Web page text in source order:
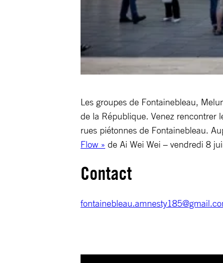
Les groupes de Fontainebleau,
de la République. Venez rencontrer
rues piétonnes de Fontainebleau.
Flow » de Ai Wei Wei – vendredi 8
Contact